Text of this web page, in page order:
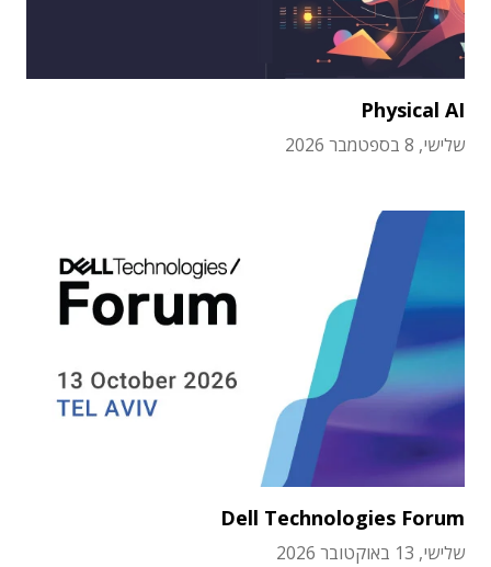
Physical AI
שלישי, 8 בספטמבר 2026
Dell Technologies Forum
שלישי, 13 באוקטובר 2026